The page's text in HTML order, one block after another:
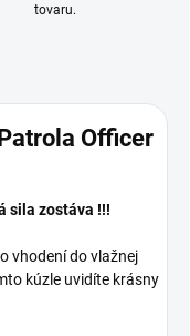
tovaru.
Officer
sila zostáva !!!
vhodení do vlažnej
kúzle uvidíte krásny